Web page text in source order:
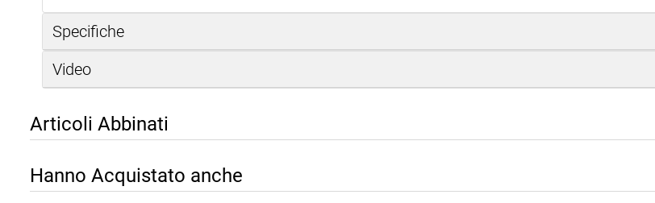
Specifiche
Video
Articoli Abbinati
Hanno Acquistato anche